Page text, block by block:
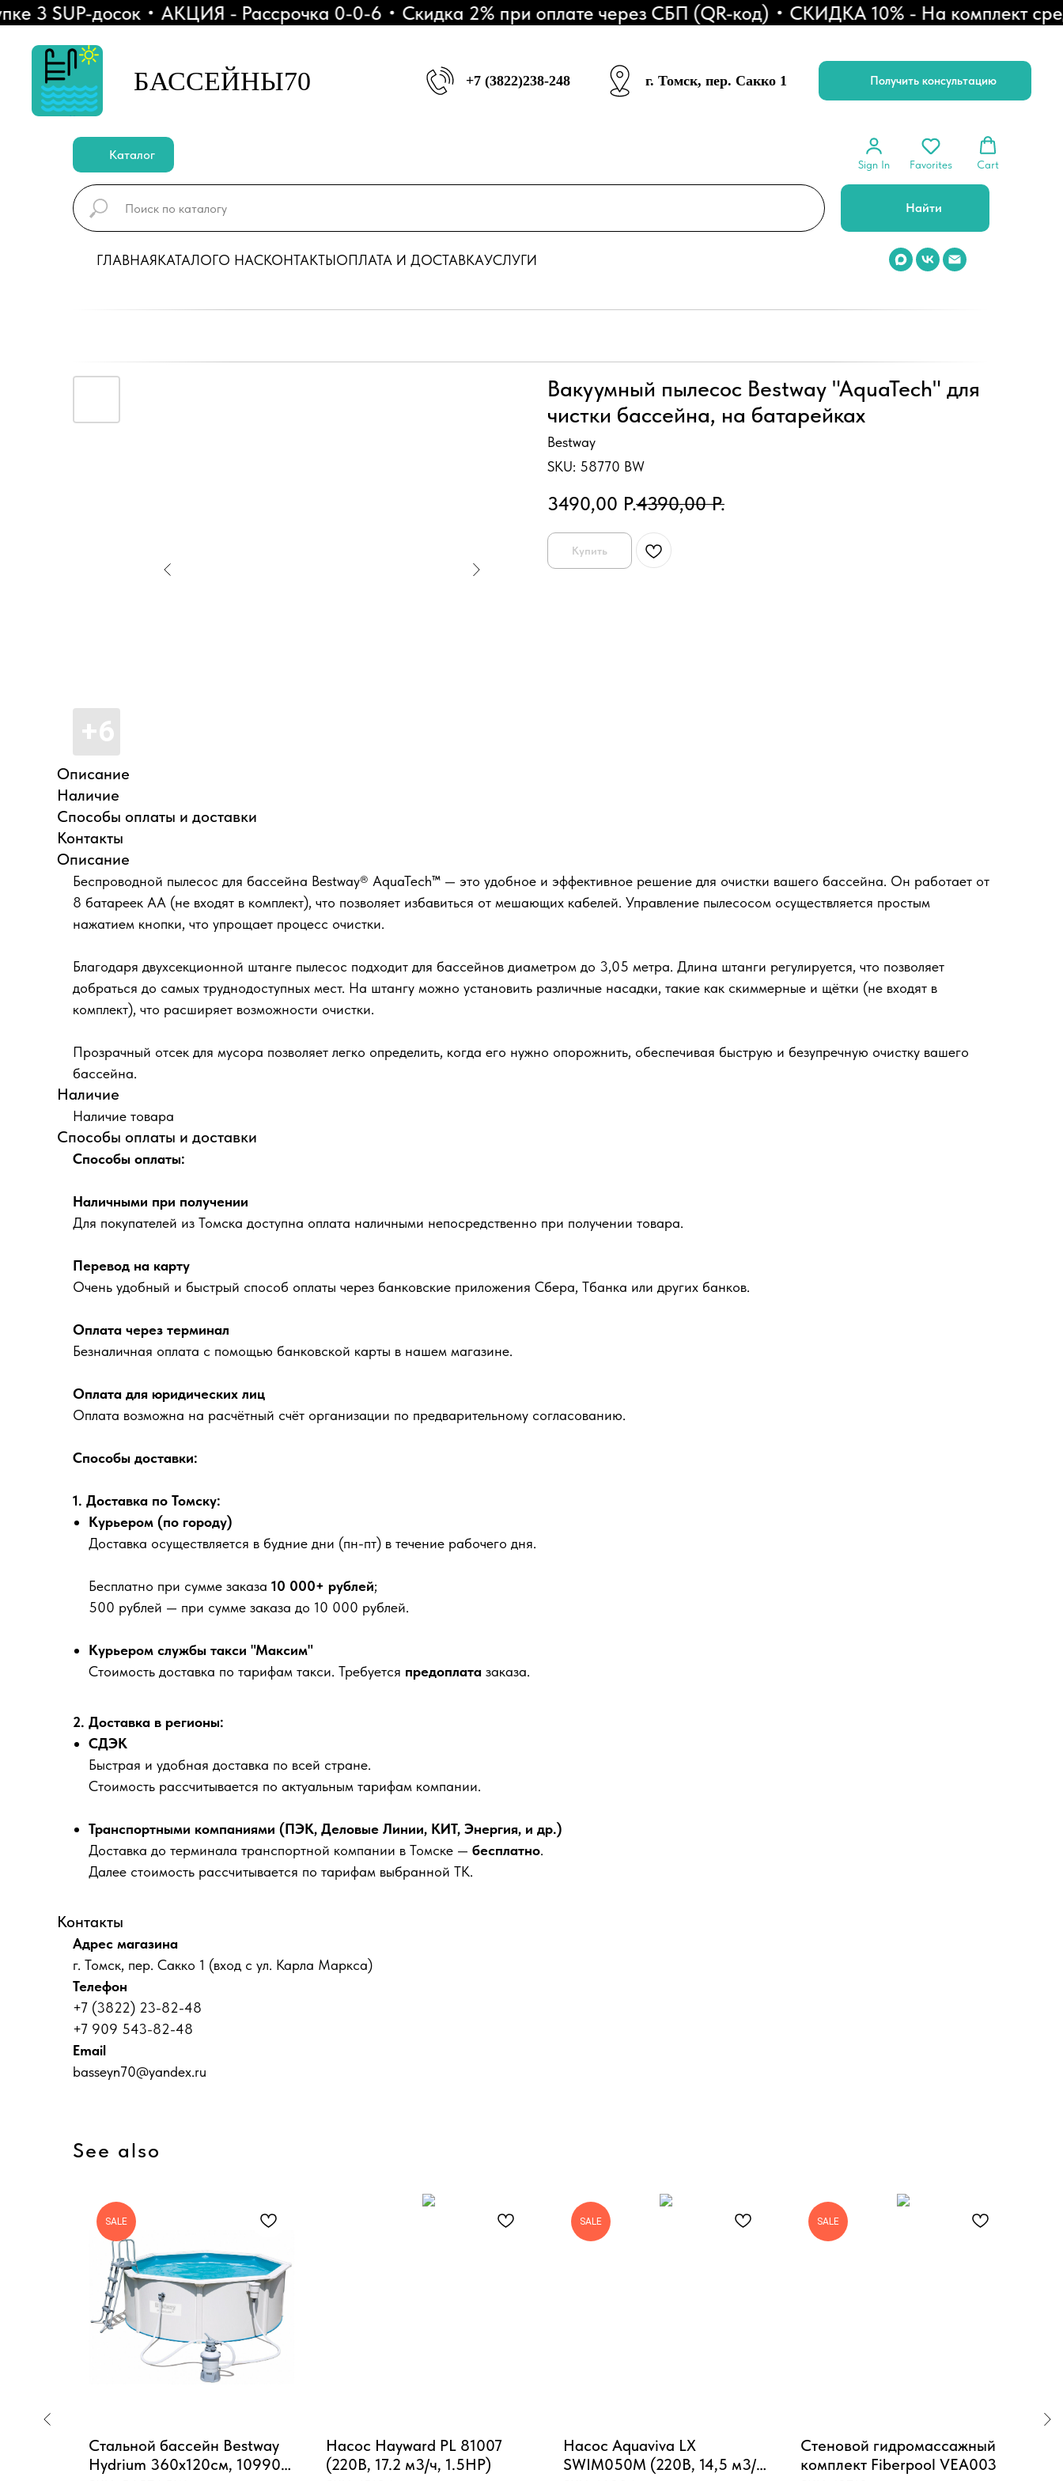
SUP-досок АКЦИЯ - Рассрочка 0-0-6 Скидка 2% при оплате через СБП (QR-код) СКИДКА 10% - На комплект
БАССЕЙНЫ70 +7 (3822)238-248 г. Томск, пер. Сакко 1 Получить консультацию
Каталог
Sign In Favorites Cart
Найти
ГЛАВНАЯКАТАЛОГО НАСКОНТАКТЫОПЛАТА И ДОСТАВКАУСЛУГИ
Вакуумный пылесос Bestway "AquaTech" для
чистки бассейна, на батарейках
Bestway
SKU: 58770 BW
3490,00 Р.4390,00 Р.
Купить
Описание
Наличие
Способы оплаты и доставки
Контакты
Описание
Беспроводной пылесос для бассейна Bestway® AquaTech™ — это удобное и эффективное решение для очистки вашего бассейна. Он работает от
8 батареек AA (не входят в комплект), что позволяет избавиться от мешающих кабелей. Управление пылесосом осуществляется простым
нажатием кнопки, что упрощает процесс очистки.
Благодаря двухсекционной штанге пылесос подходит для бассейнов диаметром до 3,05 метра. Длина штанги регулируется, что позволяет
добраться до самых труднодоступных мест. На штангу можно установить различные насадки, такие как скиммерные и щётки (не входят в
комплект), что расширяет возможности очистки.
Прозрачный отсек для мусора позволяет легко определить, когда его нужно опорожнить, обеспечивая быструю и безупречную очистку вашего
бассейна.
Наличие
Наличие товара
Способы оплаты и доставки
Способы оплаты:
Наличными при получении
Для покупателей из Томска доступна оплата наличными непосредственно при получении товара.
Перевод на карту
Очень удобный и быстрый способ оплаты через банковские приложения Сбера, Тбанка или других банков.
Оплата через терминал
Безналичная оплата с помощью банковской карты в нашем магазине.
Оплата для юридических лиц
Оплата возможна на расчётный счёт организации по предварительному согласованию.
Способы доставки:
1. Доставка по Томску:
Курьером (по городу)
Доставка осуществляется в будние дни (пн-пт) в течение рабочего дня.
Бесплатно при сумме заказа 10 000+ рублей;
500 рублей — при сумме заказа до 10 000 рублей.
Курьером службы такси "Максим"
Стоимость доставка по тарифам такси. Требуется предоплата заказа.
2. Доставка в регионы:
СДЭК
Быстрая и удобная доставка по всей стране.
Стоимость рассчитывается по актуальным тарифам компании.
Транспортными компаниями (ПЭК, Деловые Линии, КИТ, Энергия, и др.)
Доставка до терминала транспортной компании в Томске — бесплатно.
Далее стоимость рассчитывается по тарифам выбранной ТК.
Контакты
Адрес магазина
г. Томск, пер. Сакко 1 (вход с ул. Карла Маркса)
Телефон
+7 (3822) 23-82-48
+7 909 543-82-48
Email
basseyn70@yandex.ru
See also
SALE
Стальной бассейн Bestway
Hydrium 360х120см, 10990л,
Насос Hayward PL 81007
(220В, 17.2 м3/ч, 1.5HP)
SALE
Насос Aquaviva LX
SWIM050M (220В, 14,5 м3/ч,
SALE
Стеновой гидромассажный
комплект Fiberpool VEA003